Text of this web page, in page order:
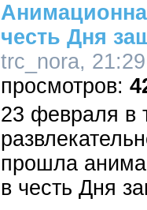
честь Дня
trc_nora,
23 февраля в
прошла
в честь Дня